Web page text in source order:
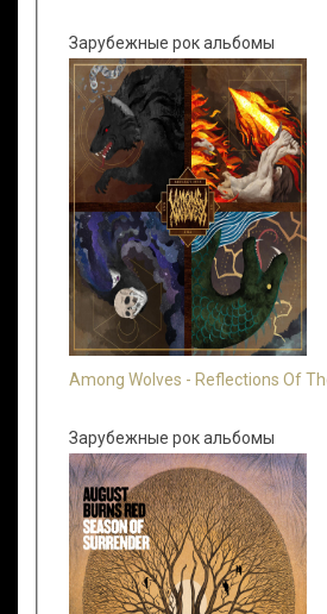
Зарубежные рок альбомы
Among Wolves - Reflections Of
Зарубежные рок альбомы